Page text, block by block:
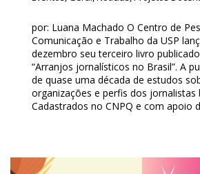
por: Luana Machado O Centro de
Comunicação e Trabalho da USP
dezembro seu terceiro livro
“Arranjos jornalísticos no Brasil”. A
de quase uma década de estudos
organizações e perfis dos jornalistas
Cadastrados no CNPQ e com apoio